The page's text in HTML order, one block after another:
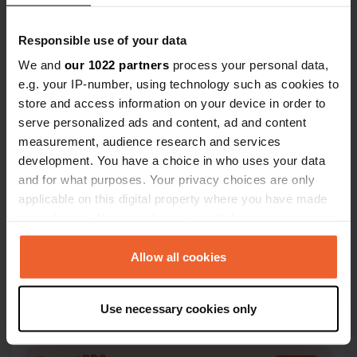
Responsible use of your data
We and our 1022 partners process your personal data,
e.g. your IP-number, using technology such as cookies to
store and access information on your device in order to
serve personalized ads and content, ad and content
measurement, audience research and services
development. You have a choice in who uses your data
and for what purposes. Your privacy choices are only
applicable on this digital property where you have made
any time from the Cookie Declaration or by clicking on
the Privacy trigger icon.
Collect information about your geographical location
which can be accurate to within several meters
Allow all cookies
Use necessary cookies only
Contact
Emplacement
Rossio Marquês de Pombal
7100, Estremoz, Portugal
Copie
Code du site
10813 Copie